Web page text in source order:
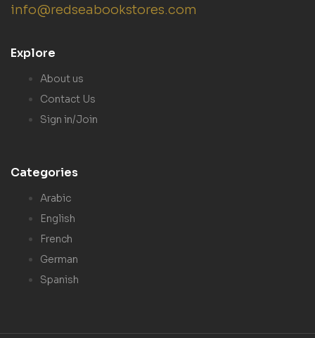
info@redseabookstores.com
Explore
About us
Contact Us
Sign in/Join
Categories
Arabic
English
French
German
Spanish